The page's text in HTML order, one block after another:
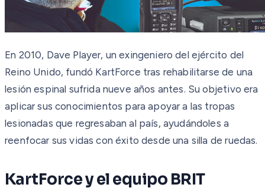
En 2010, Dave Player, un exingeniero del ejército del
Reino Unido, fundó KartForce tras rehabilitarse de una
lesión espinal sufrida nueve años antes. Su objetivo era
aplicar sus conocimientos para apoyar a las tropas
lesionadas que regresaban al país, ayudándoles a
reenfocar sus vidas con éxito desde una silla de ruedas.
KartForce y el equipo BRIT